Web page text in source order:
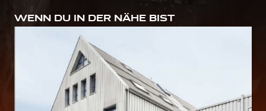
WENN DU IN DER NÄHE BIST